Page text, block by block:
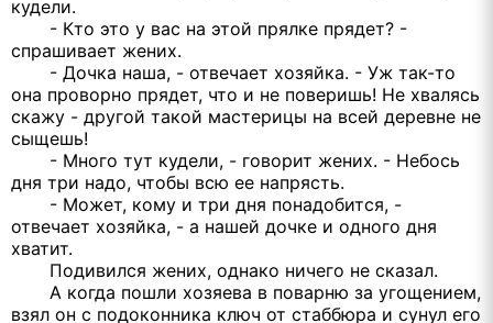
кудели.
- Кто это у вас на этой прялке прядет? -
спрашивает жених.
- Дочка наша, - отвечает хозяйка. - Уж так-то
она проворно прядет, что и не поверишь! Не хвалясь
скажу - другой такой мастерицы на всей деревне не
сыщешь!
- Много тут кудели, - говорит жених. - Небось
дня три надо, чтобы всю ее напрясть.
- Может, кому и три дня понадобится, -
отвечает хозяйка, - а нашей дочке и одного дня
хватит.
Подивился жених, однако ничего не сказал.
А когда пошли хозяева в поварню за угощением,
взял он с подоконника ключ от стаббюра и сунул его